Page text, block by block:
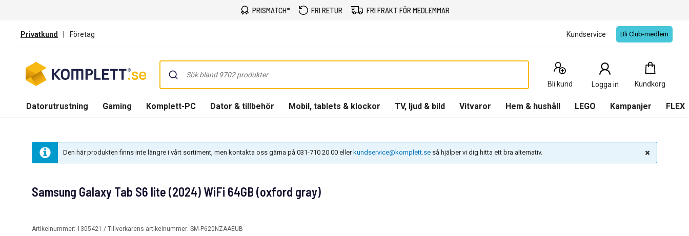
PRISMATCH* FRI RETUR FRI FRAKT FÖR MEDLEMMAR
Privatkund | Företag Kundservice Bli Club-medlem
Bli kund Logga in Kundkorg
Kundkorg
0
Produkter
Datorutrustning Gaming Komplett-PC Dator & tillbehör Mobil, tablets & klockor TV, ljud & bild Vitvaror Hem & hushåll LEGO Kampanjer FLEX
Den här produkten finns inte längre i vårt sortiment, men kontakta oss gärna på 031-710 20 00 eller kundservice@komplett.se så hjälper vi dig hitta ett bra alternativ.
Samsung Galaxy Tab S6 lite (2024) WiFi 64GB (oxford gray)
Artikelnummer: 1305421 / Tillverkarens artikelnummer: SM-P620NZAAEUB